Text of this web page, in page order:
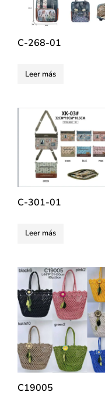
C-268-01
Leer más
C-301-01
Leer más
C19005